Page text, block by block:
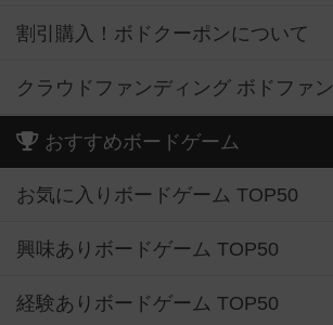
割引購入！ボドクーポンについて
クラウドファンディング ボドファン
おすすめボードゲーム
お気に入りボードゲーム TOP50
興味ありボードゲーム TOP50
経験ありボードゲーム TOP50